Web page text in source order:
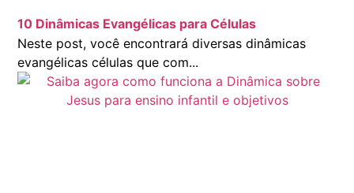
10 Dinâmicas Evangélicas para Células
Neste post, você encontrará diversas dinâmicas
evangélicas células que com...